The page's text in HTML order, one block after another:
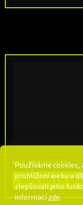
Používáme
prohlížení webu a
zlepšovali jeho
informacízde.
KDE NÁS NAJDETE
Dolní Valy 515,